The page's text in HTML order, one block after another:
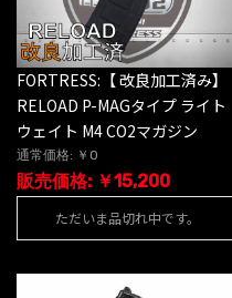
FORTRESS:【 改良加工済み】
RELOAD P-MAGタイプ ライト
ウェイト M4 CO2マガジン
通常価格: ￥0
販売価格: ￥15,200
ただいま品切れ中です。